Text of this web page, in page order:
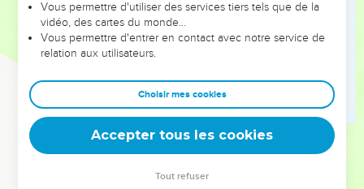
Le vrai Dieu enfin reconnu par tous
Éternel, ma force et mon appui, mon refuge au jour de la
détresse ! Les nations viendront à toi des extrémités de la
terre, Et elles diront : Nos pères n'ont hérité que le
mensonge, De vaines idoles, qui ne servent à rien.
L'homme peut-il se faire des dieux, Qui ne sont pas des
dieux ? -
C'est pourquoi voici, je leur fais connaître, cette fois, Je
Vous permettre d'utiliser des services tiers tels que de la
vidéo, des cartes du monde…
Vous permettre d'entrer en contact avec notre service de
relation aux utilisateurs.
Choisir mes cookies
Accepter tous les cookies
Tout refuser